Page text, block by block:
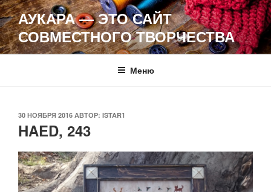
Перейти
к
содержимому
АУКАРА — ЭТО САЙТ
СОВМЕСТНОГО ТВОРЧЕСТВА
Меню
ОПУБЛИКОВАНО
30 НОЯБРЯ 2016 АВТОР: ISTAR1
HAED, 243